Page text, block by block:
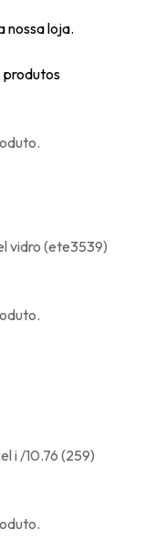
nossa loja.
produtos
vidro (ete3539)
i /10.76 (259)